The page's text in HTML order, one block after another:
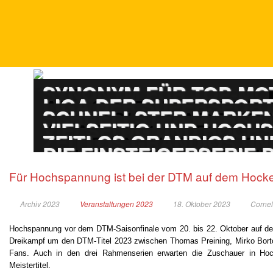
DTM
SYNONYM FÜR TOP-
ADAC GT MASTERS
LIGA DER
PORSCHE
SCHNELLSTER
ADAC GT4
VIELSEITIG UND
TOURENWAGEN
ZEITLOS GRANDIOS
TOURENWAGEN
DIE EINSTEIGERSERIE
Für Hochspannung ist bei der DTM auf dem
Archiv 2023 Veranstaltungen 2023 18. Oktober 2023
Hochspannung vor dem DTM-Saisonfinale vom 20. bis 22. Oktober auf
Dreikampf um den DTM-Titel 2023 zwischen Thomas Preining, Mirko
Fans. Auch in den drei Rahmenserien erwarten die Zuschauer in
Meistertitel.